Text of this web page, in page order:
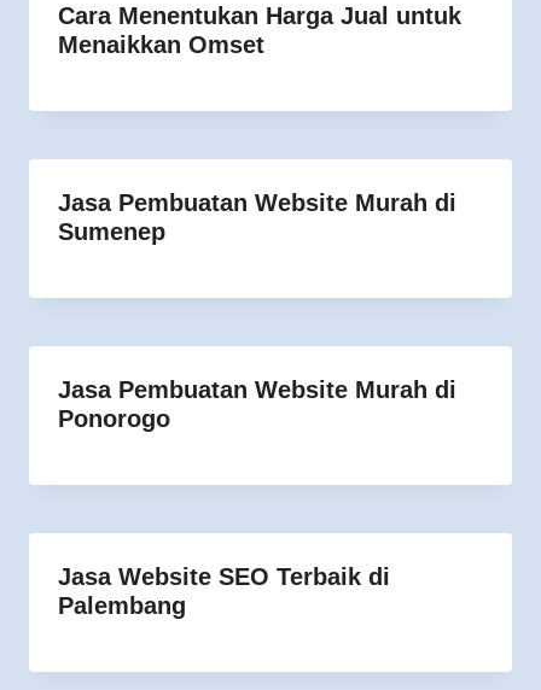
Cara Menentukan Harga Jual untuk
Menaikkan Omset
Jasa Pembuatan Website Murah di
Sumenep
Jasa Pembuatan Website Murah di
Ponorogo
Jasa Website SEO Terbaik di
Palembang